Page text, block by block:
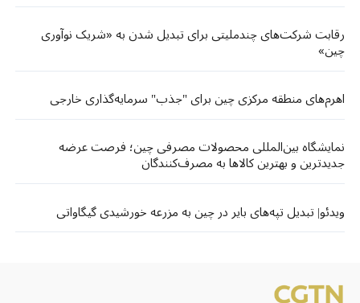
رقابت شرکت‌های چندملیتی برای تبدیل شدن به «شریک نوآوری
چین»
اهرم‌های منطقه مرکزی چین برای "جذب" سرمایه‌گذاری خارجی
نمایشگاه بین‌المللی محصولات مصرفی چین؛ فرصت عرضه
جدیدترین و بهترین کالاها به مصرف‌کنندگان
ویدئو| تبدیل تپه‌های بایر در چین به مزرعه خورشیدی گیگاواتی